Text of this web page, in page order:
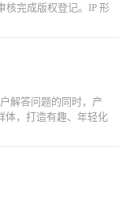
核完成版权登记。IP 形
解答问题的同时，产
体，打造有趣、年轻化